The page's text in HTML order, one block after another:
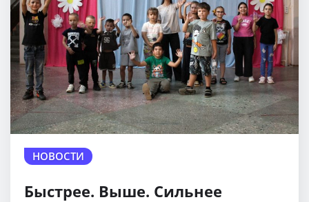
НОВОСТИ
Быстрее. Выше. Сильнее